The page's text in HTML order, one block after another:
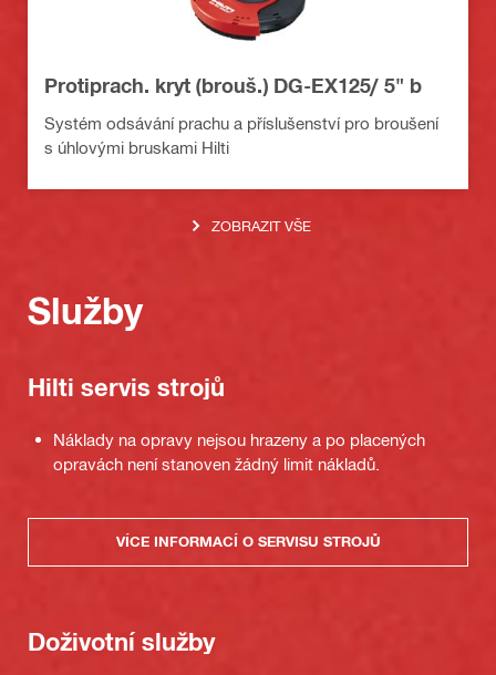
Protiprach. kryt (brouš.) DG-EX125/ 5" b
Systém odsávání prachu a příslušenství pro broušení
s úhlovými bruskami Hilti
ZOBRAZIT VŠE
Služby
Hilti servis strojů
Náklady na opravy nejsou hrazeny a po placených
opravách není stanoven žádný limit nákladů.
VÍCE INFORMACÍ O SERVISU STROJŮ
Doživotní služby